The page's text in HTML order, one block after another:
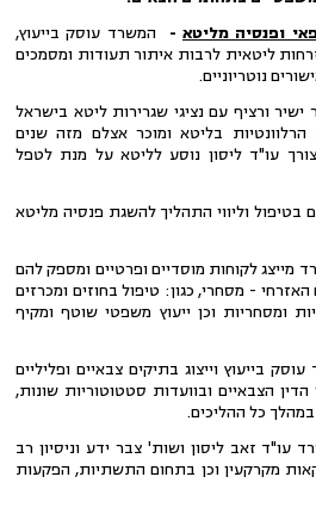
ופנסיה מליטא- המשרד עוסק בייעוץ,
ליטאית לרבות איתור תעודות ומסמכים
נוטריוניים.
ורציף עם נציגי שגרירות ליטא בישראל
הרלוונטיות בליטא ומוכר אצלם מזה שנים
עו"ד ליסון נוסע לליטא על מנת לטפל
וליווי התהליך להשגת פנסיה מליטא
מייצג לקוחות מוסדיים ופרטיים ומספק להם
- מסחרי, כגון: טיפול בחוזים ומכרזים
ומסחריות וכן ייעוץ משפטי שוטף ומקיף
בייעוץ וייצוג בתיקים צבאיים ופליליים
הצבאיים ובוועדות סטטוטוריות שונות,
במהלך כל ההליכים.
עו"ד זאב ליסון ושות' צבר ידע וניסיון רב
מקרקעין וכן בתחום התשתיות, הפקעות